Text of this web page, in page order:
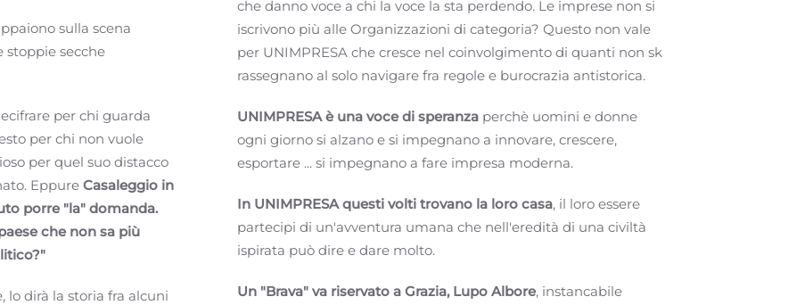
che danno voce a chi la voce la sta perdendo. Le imprese non si
iscrivono più alle Organizzazioni di categoria? Questo non vale
per UNIMPRESA che cresce nel coinvolgimento di quanti non sk
rassegnano al solo navigare fra regole e burocrazia antistorica.
UNIMPRESA è una voce di speranza perchè uomini e donne
ogni giorno si alzano e si impegnano a innovare, crescere,
esportare ... si impegnano a fare impresa moderna.
In UNIMPRESA questi volti trovano la loro casa, il loro essere
partecipi di un'avventura umana che nell'eredità di una civiltà
ispirata può dire e dare molto.
Un "Brava" va riservato a Grazia, Lupo Albore, instancabile
sulla scena
stoppie secche
per chi guarda
per chi non vuole
per quel suo distacco
Eppure Casaleggio in
porre "la" domanda.
che non sa più
lo dirà la storia fra alcuni